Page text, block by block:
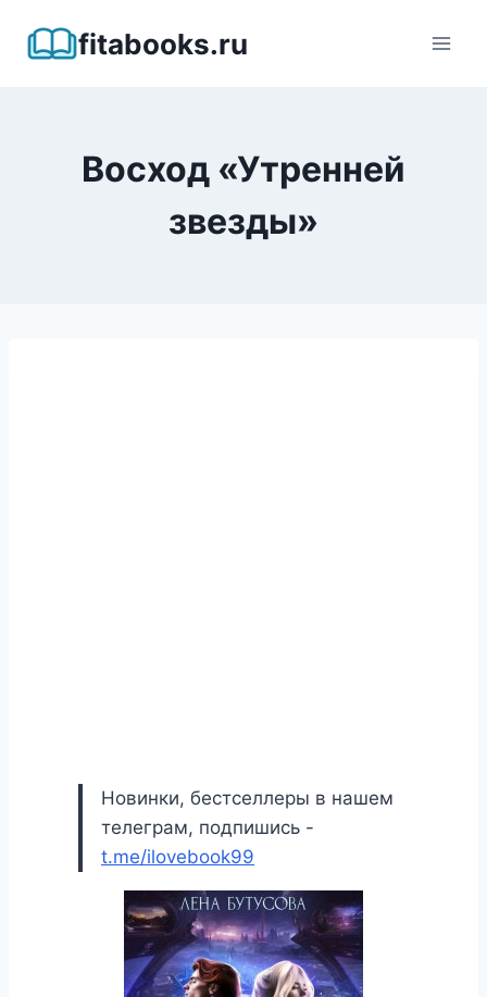
fitabooks.ru
Восход «Утренней
звезды»
Новинки, бестселлеры в нашем
телеграм, подпишись -
t.me/ilovebook99